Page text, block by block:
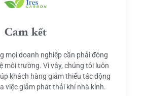
Cam kết
mọi doanh nghiệp cần phải đóng
môi trường. Vì vậy, chúng tôi luôn
khách hàng giảm thiểu tác động
việc giảm phát thải khí nhà kính.